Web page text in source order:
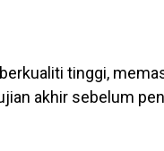
tinggi,
akhir sebelum